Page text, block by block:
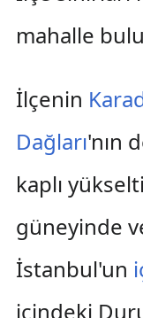
mahalle
İlçenin
Dağları'nın
kaplı
güneyinde
İstanbul'un
içindeki